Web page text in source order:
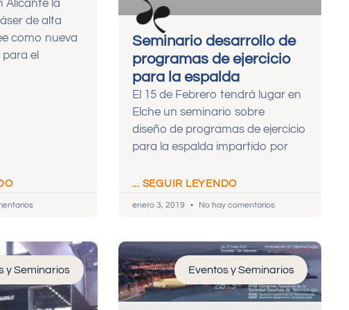
Alicante la
de alta
como nueva
el
Seminario desarrollo de
programas de ejercicio
para la espalda
El 15 de Febrero tendrá lugar en
Elche un seminario sobre
diseño de programas de ejercicio
para la espalda impartido por
... SEGUIR LEYENDO
enero 3, 2019 No hay comentarios
y Seminarios Eventos y Seminarios